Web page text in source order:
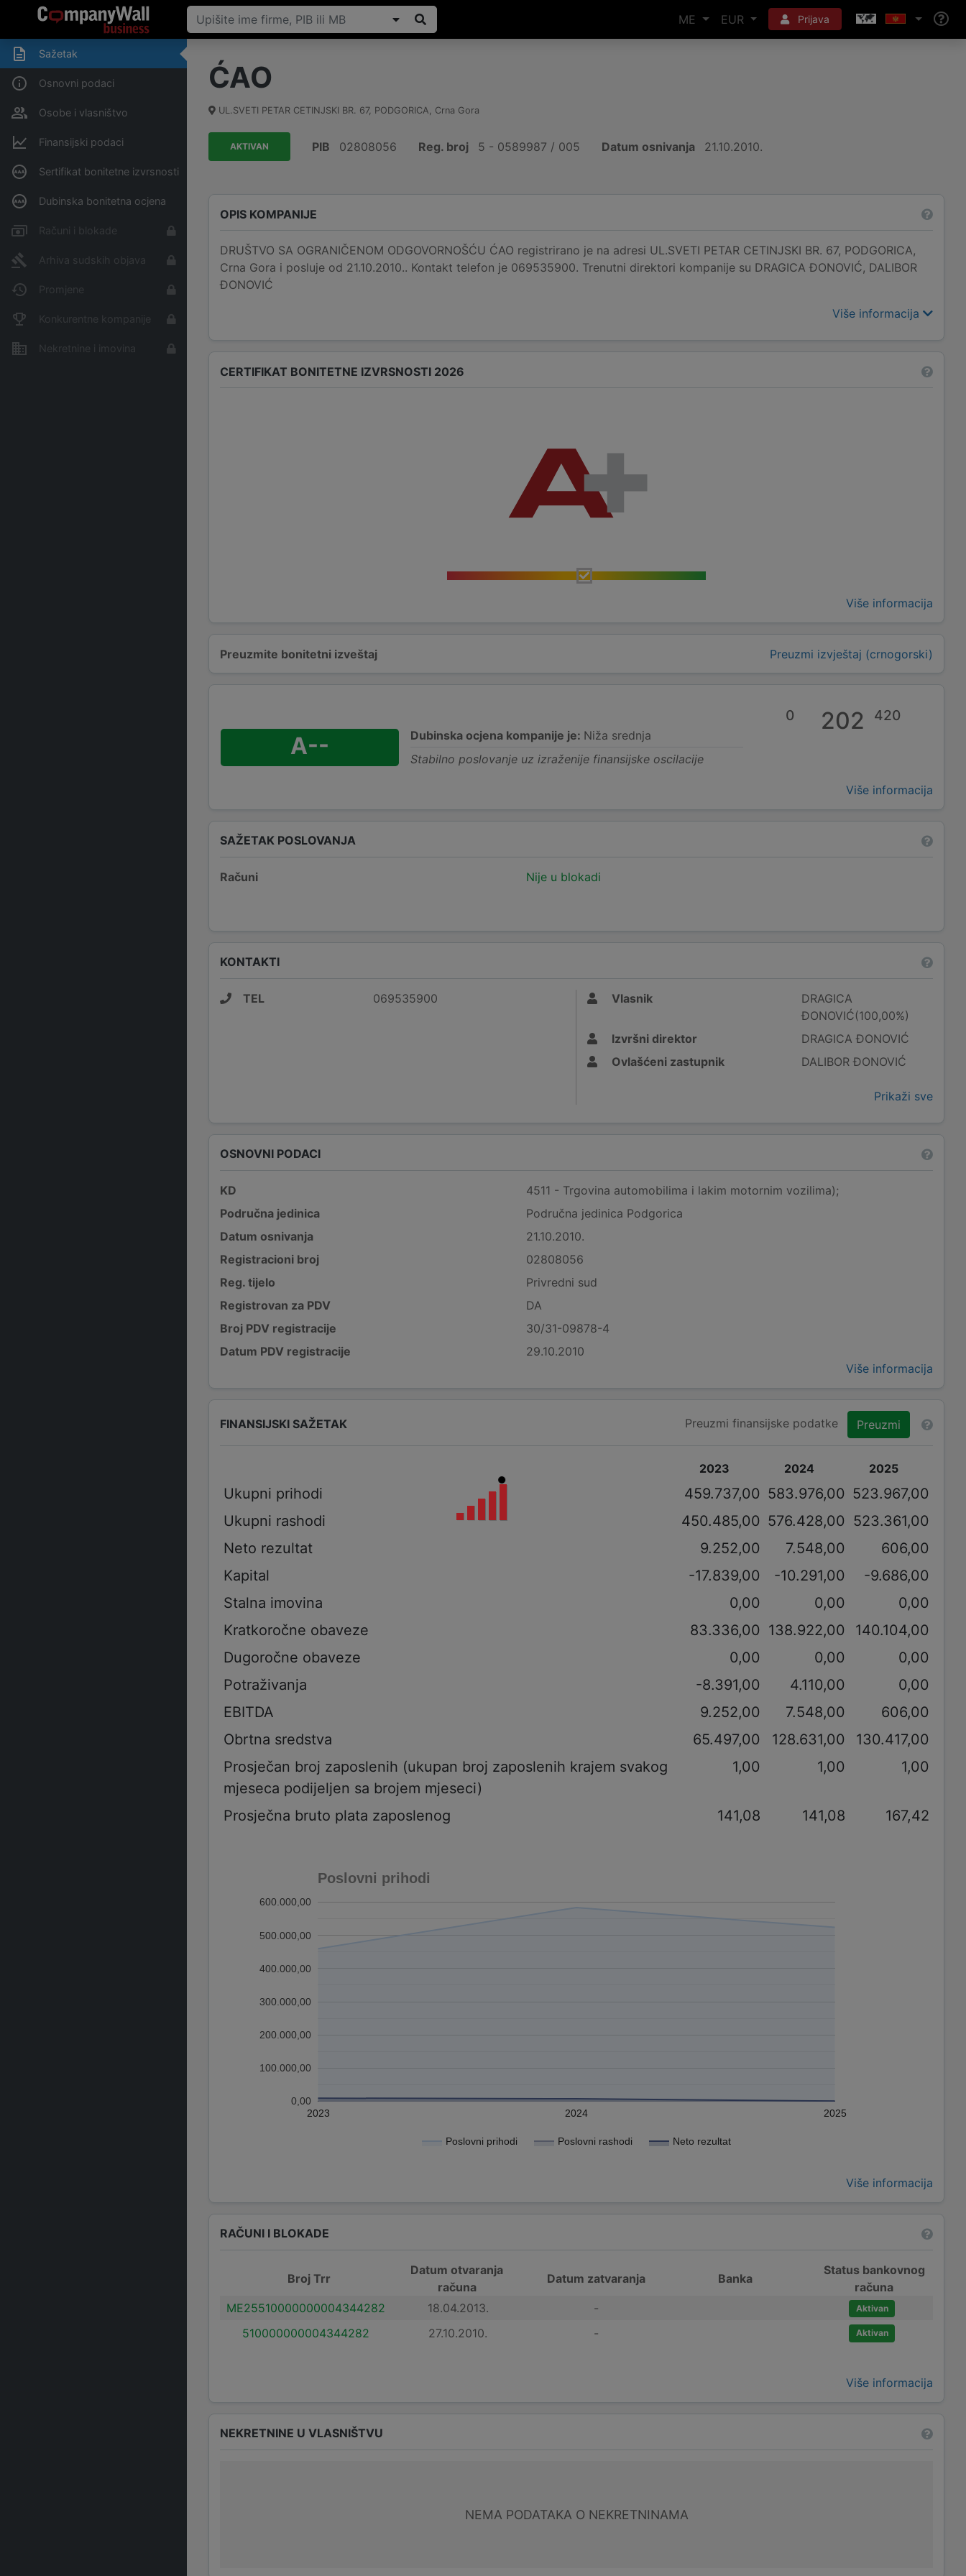
ME EUR Prijava
Sažetak
Osnovni podaci
Osobe i vlasništvo
Finansijski podaci
Sertifikat bonitetne izvrsnosti
Dubinska bonitetna ocjena
Računi i blokade
Arhiva sudskih objava
Promjene
Konkurentne kompanije
Nekretnine i imovina
ĆAO
UL.SVETI PETAR CETINJSKI BR. 67, PODGORICA, Crna Gora
AKTIVAN PIB 02808056 Reg. broj 5 - 0589987 / 005 Datum osnivanja 21.10.2010.
OPIS KOMPANIJE
DRUŠTVO SA OGRANIČENOM ODGOVORNOŠĆU ĆAO registrirano je na adresi UL.SVETI PETAR CETINJSKI BR. 67, PODGORICA,
Crna Gora i posluje od 21.10.2010.. Kontakt telefon je 069535900. Trenutni direktori kompanije su DRAGICA ĐONOVIĆ, DALIBOR
ĐONOVIĆ
Više informacija
CERTIFIKAT BONITETNE IZVRSNOSTI 2026
Više informacija
Preuzmite bonitetni izveštaj Preuzmi izvještaj (crnogorski)
A-- Dubinska ocjena kompanije je: Niža srednja
Stabilno poslovanje uz izraženije finansijske oscilacije
0 202 420
Više informacija
SAŽETAK POSLOVANJA
Računi Nije u blokadi
KONTAKTI
TEL 069535900 Vlasnik
DRAGICA
ĐONOVIĆ(100,00%)
Izvršni direktor
DRAGICA ĐONOVIĆ
Ovlašćeni zastupnik
DALIBOR ĐONOVIĆ
Prikaži sve
OSNOVNI PODACI
KD
4511 - Trgovina automobilima i lakim motornim vozilima);
Područna jedinica
Područna jedinica Podgorica
Datum osnivanja
21.10.2010.
Registracioni broj
02808056
Reg. tijelo
Privredni sud
Registrovan za PDV
DA
Broj PDV registracije
30/31-09878-4
Datum PDV registracije
29.10.2010
Više informacija
FINANSIJSKI SAŽETAK Preuzmi finansijske podatke Preuzmi
2023 2024 2025
Ukupni prihodi 459.737,00 583.976,00 523.967,00
Ukupni rashodi
450.485,00 576.428,00 523.361,00
Neto rezultat
9.252,00 7.548,00
606,00
Kapital
-17.839,00 -10.291,00
-9.686,00
Stalna imovina
0,00 0,00
0,00
Kratkoročne obaveze
83.336,00 138.922,00
140.104,00
Dugoročne obaveze
0,00 0,00
0,00
Potraživanja
-8.391,00 4.110,00
0,00
EBITDA
9.252,00 7.548,00
606,00
Obrtna sredstva
65.497,00 128.631,00
130.417,00
Prosječan broj zaposlenih (ukupan broj zaposlenih krajem svakog
mjeseca podijeljen sa brojem mjeseci)
1,00 1,00 1,00
Prosječna bruto plata zaposlenog 141,08 141,08 167,42
Poslovni prihodi
Poslovni prihodi Poslovni rashodi Neto rezultat
2023 2024 2025
0,00
100.000,00
200.000,00
300.000,00
400.000,00
500.000,00
600.000,00
Više informacija
RAČUNI I BLOKADE
Broj Trr
Datum otvaranja
računa
Datum zatvaranja Banka
Status bankovnog
računa
ME25510000000004344282
18.04.2013. - Aktivan
510000000004344282 27.10.2010. - Aktivan
Više informacija
NEKRETNINE U VLASNIŠTVU
NEMA PODATAKA O NEKRETNINAMA